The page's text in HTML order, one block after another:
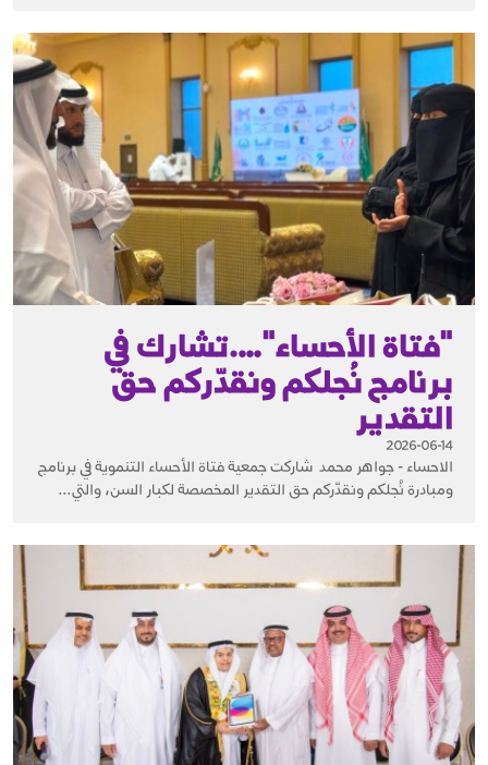
"فتاة الأحساء"….تشارك في
برنامج نُجلكم ونقدّركم حق
التقدير
2026-06-14
الاحساء - جواهر محمد شاركت جمعية فتاة الأحساء التنموية في برنامج
ومبادرة نُجلكم ونقدّركم حق التقدير المخصصة لكبار السن، والتي...